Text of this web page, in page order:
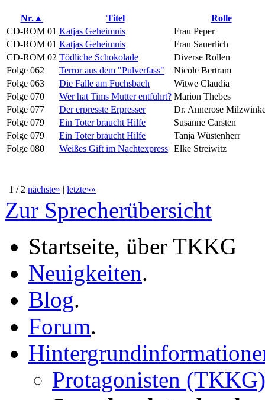
Nr.▲ Titel
Rolle
CD-ROM 01 Katjas Geheimnis
Frau Peper
CD-ROM 01 Katjas Geheimnis
Frau Sauerlich
CD-ROM 02 Tödliche Schokolade
Diverse Rollen
Folge 062
Terror aus dem "Pulverfass"
Nicole Bertram
Folge 063
Die Falle am Fuchsbach
Witwe Claudia
Folge 070
Wer hat Tims Mutter entführt? Marion Thebes
Folge 077
Der erpresste Erpresser
Dr. Annerose
Folge 079
Ein Toter braucht Hilfe
Susanne Carsten
Folge 079
Ein Toter braucht Hilfe
Tanja Wüstenherr
Folge 080
Weißes Gift im Nachtexpress Elke Streiwitz
1 / 2 nächste» | letzte»»
Zur Sprecherübersicht
Startseite, über TKKG
Neuigkeiten.
Blog.
Forum.
Protagonisten (TKKG)